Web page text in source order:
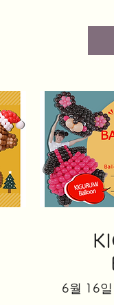
6월 16